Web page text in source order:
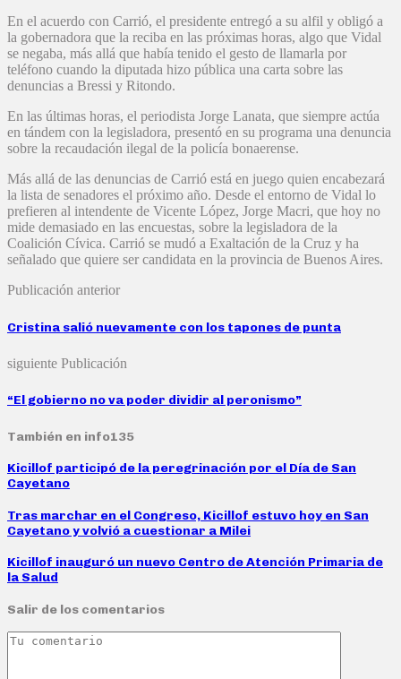
En el acuerdo con Carrió, el presidente entregó a su alfil y obligó a
la gobernadora que la reciba en las próximas horas, algo que Vidal
se negaba, más allá que había tenido el gesto de llamarla por
teléfono cuando la diputada hizo pública una carta sobre las
denuncias a Bressi y Ritondo.
En las últimas horas, el periodista Jorge Lanata, que siempre actúa
en tándem con la legisladora, presentó en su programa una denuncia
sobre la recaudación ilegal de la policía bonaerense.
Más allá de las denuncias de Carrió está en juego quien encabezará
la lista de senadores el próximo año. Desde el entorno de Vidal lo
prefieren al intendente de Vicente López, Jorge Macri, que hoy no
mide demasiado en las encuestas, sobre la legisladora de la
Coalición Cívica. Carrió se mudó a Exaltación de la Cruz y ha
señalado que quiere ser candidata en la provincia de Buenos Aires.
Publicación anterior
Cristina salió nuevamente con los tapones de punta
siguiente Publicación
“El gobierno no va poder dividir al peronismo”
También en info135
Kicillof participó de la peregrinación por el Día de San
Cayetano
Tras marchar en el Congreso, Kicillof estuvo hoy en San
Cayetano y volvió a cuestionar a Milei
Kicillof inauguró un nuevo Centro de Atención Primaria de
la Salud
Salir de los comentarios